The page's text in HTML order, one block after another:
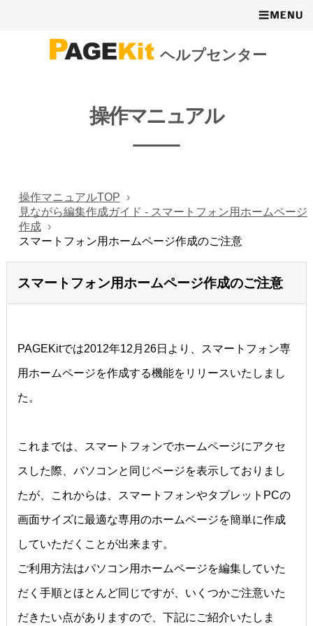
ヘルプセンター
操作マニュアル
操作マニュアルTOP
見ながら編集作成ガイド - スマートフォン用ホームページ
作成
スマートフォン用ホームページ作成のご注意
スマートフォン用ホームページ作成のご注意
PAGEKitでは2012年12月26日より、スマートフォン専
用ホームページを作成する機能をリリースいたしまし
た。
これまでは、スマートフォンでホームページにアクセ
スした際、パソコンと同じページを表示しておりまし
たが、これからは、スマートフォンやタブレットPCの
画面サイズに最適な専用のホームページを簡単に作成
していただくことが出来ます。
ご利用方法はパソコン用ホームページを編集していた
だく手順とほとんど同じですが、いくつかご注意いた
だきたい点がありますので、下記にご紹介いたしま